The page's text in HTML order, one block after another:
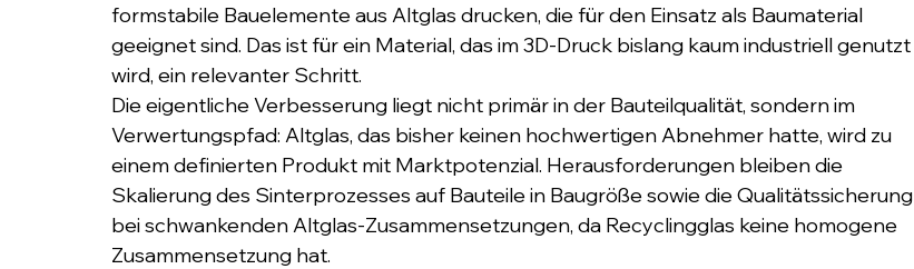
formstabile Bauelemente aus Altglas drucken, die für den Einsatz als Baumaterial
geeignet sind. Das ist für ein Material, das im 3D-Druck bislang kaum industriell genutzt
wird, ein relevanter Schritt.
Die eigentliche Verbesserung liegt nicht primär in der Bauteilqualität, sondern im
Verwertungspfad: Altglas, das bisher keinen hochwertigen Abnehmer hatte, wird zu
einem definierten Produkt mit Marktpotenzial. Herausforderungen bleiben die
Skalierung des Sinterprozesses auf Bauteile in Baugröße sowie die Qualitätssicherung
bei schwankenden Altglas-Zusammensetzungen, da Recyclingglas keine homogene
Zusammensetzung hat.